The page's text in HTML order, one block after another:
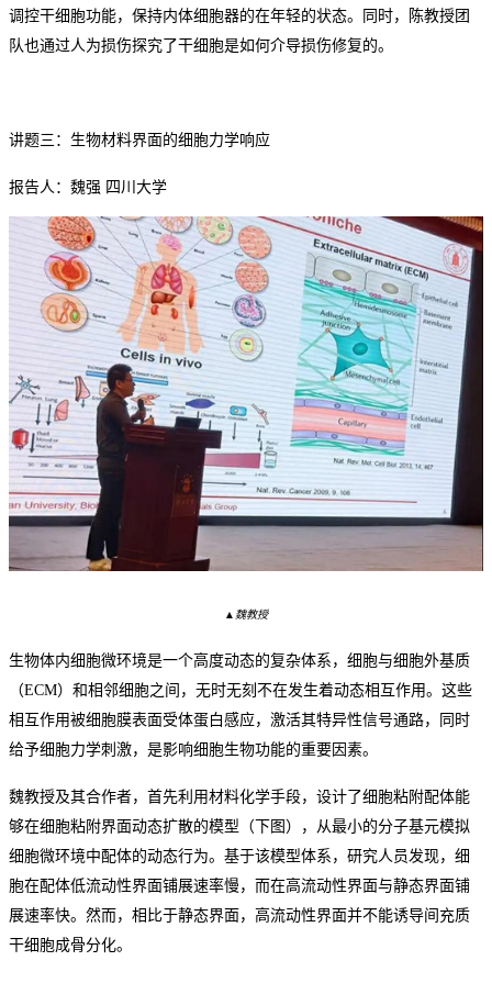
调控干细胞功能，保持内体细胞器的在年轻的状态。
同时，陈教授团
队也通过人为损伤探究了干细胞是如何介导损伤修复的。
讲题三：生物材料界面的细胞力学响应
报告人：魏强 四川大学
▲魏教授
生物体内细胞微环境是一个高度动态的复杂体系，细胞与细胞外基质
（ECM）和相邻细胞之间，无时无刻不在发生着动态相互作用。这些
相互作用被细胞膜表面受体蛋白感应，激活其特异性信号通路，同时
给予细胞力学刺激，是影响细胞生物功能的重要因素。
魏教授及其合作者，首先利用材料化学手段，设计了细胞粘附配体能
够在细胞粘附界面动态扩散的模型（下图），从最小的分子基元模拟
细胞微环境中配体的动态行为。基于该模型体系，研究人员发现，细
胞在配体低流动性界面铺展速率慢，而在高流动性界面与静态界面铺
展速率快。然而，相比于静态界面，高流动性界面并不能诱导间充质
干细胞成骨分化。